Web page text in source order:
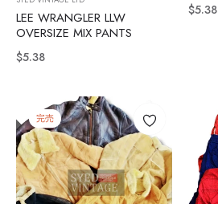
LEE WRANGLER LLW
OVERSIZE MIX PANTS
通
格
$5.38
通
$5.38
完売